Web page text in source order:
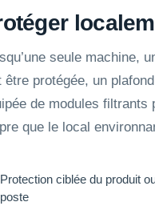
seule machine,
être protégée, un
de modules filtrants
que le local
Protection ciblée du produit
poste